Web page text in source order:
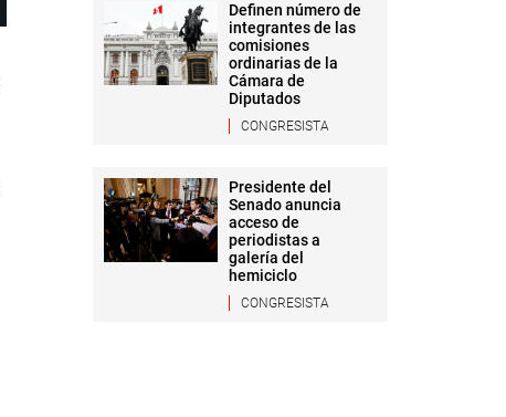
Definen número de
integrantes de las
comisiones
ordinarias de la
Cámara de
Diputados
CONGRESISTA
Presidente del
Senado anuncia
acceso de
periodistas a
galería del
hemiciclo
CONGRESISTA